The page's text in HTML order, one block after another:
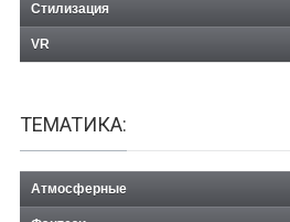
Стилизация
VR
ТЕМАТИКА:
Атмосферные